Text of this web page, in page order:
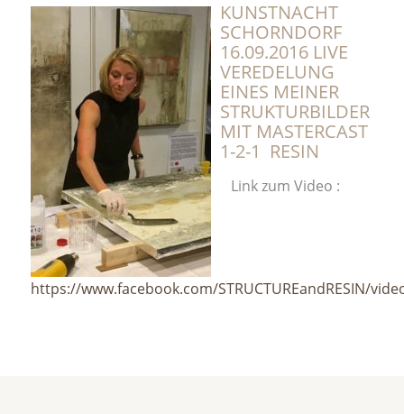
KUNSTNACHT
SCHORNDORF
16.09.2016 LIVE
VEREDELUNG
EINES MEINER
STRUKTURBILDER
MIT MASTERCAST
1-2-1 RESIN
Link zum Video :
https://www.facebook.com/STRUCTUREandRESIN/